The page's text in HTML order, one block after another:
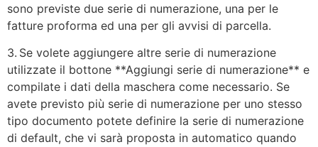
sono previste due serie di numerazione, una per le
fatture proforma ed una per gli avvisi di parcella.
3. Se volete aggiungere altre serie di numerazione
utilizzate il bottone **Aggiungi serie di numerazione** e
compilate i dati della maschera come necessario. Se
avete previsto più serie di numerazione per uno stesso
tipo documento potete definire la serie di numerazione
di default, che vi sarà proposta in automatico quando